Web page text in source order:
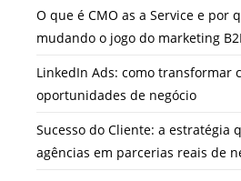
O que é CMO as a Service e por
mudando o jogo do marketing
LinkedIn Ads: como transformar
oportunidades de negócio
Sucesso do Cliente: a estratégia
agências em parcerias reais de